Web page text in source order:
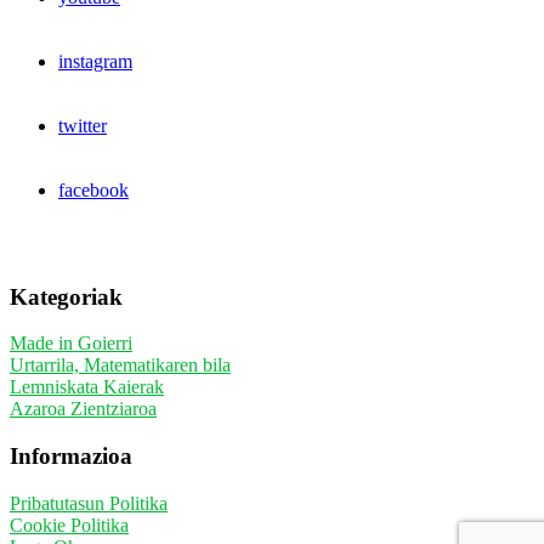
instagram
twitter
facebook
Kategoriak
Made in Goierri
Urtarrila, Matematikaren bila
Lemniskata Kaierak
Azaroa Zientziaroa
Informazioa
Pribatutasun Politika
Cookie Politika